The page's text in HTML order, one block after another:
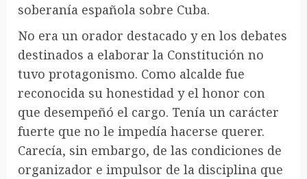
soberanía española sobre Cuba.
No era un orador destacado y en los debates
destinados a elaborar la Constitución no
tuvo protagonismo. Como alcalde fue
reconocida su honestidad y el honor con
que desempeñó el cargo. Tenía un carácter
fuerte que no le impedía hacerse querer.
Carecía, sin embargo, de las condiciones de
organizador e impulsor de la disciplina que